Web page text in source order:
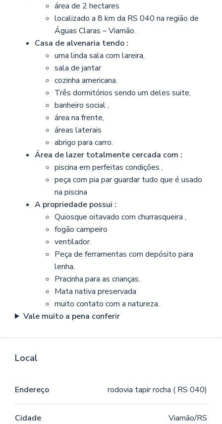
área de 2 hectares
localizado a 8 km da RS 040 na região de
Águas Claras – Viamão.
Casa de alvenaria tendo :
uma linda sala com lareira,
sala de jantar
cozinha americana.
Três dormitórios sendo um deles suite,
banheiro social ,
área na frente,
áreas laterais
abrigo para carro.
Área de lazer totalmente cercada com :
piscina em perfeitas condições ,
peça com pia par guardar tudo que é usado
na piscina
A propriedade possui :
Quiosque oitavado com churrasqueira ,
fogão campeiro
ventilador.
Peça de ferramentas com depósito para
lenha.
Pracinha para as crianças.
Mata nativa preservada
muito contato com a natureza.
Vale muito a pena conferir
Local
Endereço rodovia tapir rocha ( RS 040)
Cidade Viamão/RS